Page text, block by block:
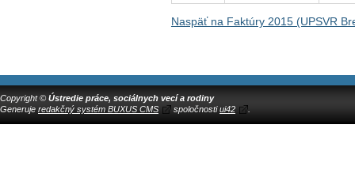
Naspäť na Faktúry 2015 (UPSVR
Copyright © Ústredie práce, sociálnych vecí a rodiny
Generuje redakčný systém BUXUS CMS spoločnostiui42